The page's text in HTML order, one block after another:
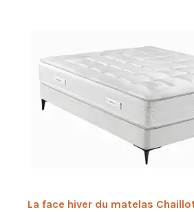
La face hiver du matelas